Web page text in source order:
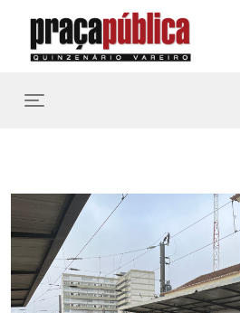
Toggle navigation